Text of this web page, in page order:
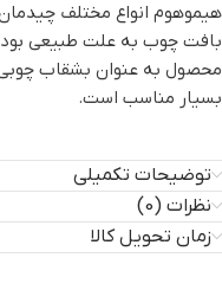
هیموهوم انواع مختلف
بافت چوب به علت طبیعی
محصول به عنوان بشقاب چوبی
بسیار مناسب است.
توضیحات تکمیلی
نظرات (0)
زمان تحویل کالا